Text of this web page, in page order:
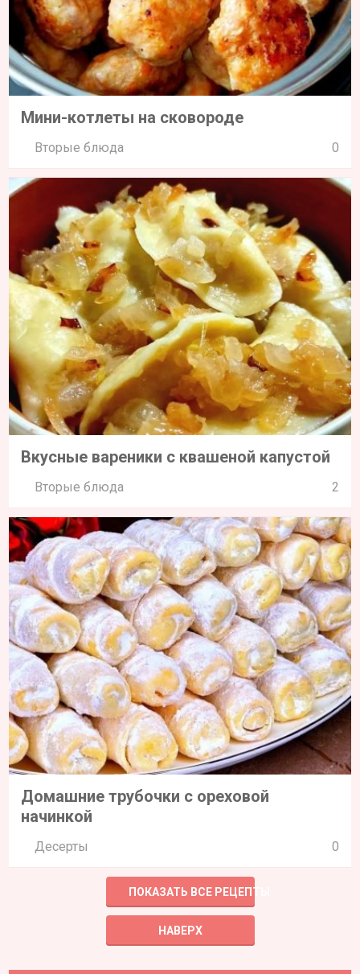
Мини-котлеты на сковороде
Вторые блюда 0
Вкусные вареники с квашеной капустой
Вторые блюда 2
Домашние трубочки с ореховой
начинкой
Десерты 0
ПОКАЗАТЬ ВСЕ РЕЦЕПТЫ
НАВЕРХ